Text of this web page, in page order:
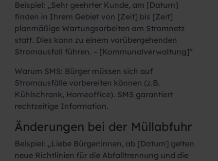
Beispiel: „Sehr geehrter Kunde, am [Datum]
finden in Ihrem Gebiet von [Zeit] bis [Zeit]
planmäßige Wartungsarbeiten am Stromnetz
statt. Dies kann zu einem vorübergehenden
Stromausfall führen. – [Kommunalverwaltung]“
Warum SMS: Bürger müssen sich auf
Stromausfälle vorbereiten können (z.B.
Kühlschrank, Homeoffice). SMS garantiert
rechtzeitige Information.
Änderungen bei der Müllabfuhr
Beispiel: „Liebe Bürger:innen, ab [Datum] gelten
neue Richtlinien für die Abfalltrennung und die